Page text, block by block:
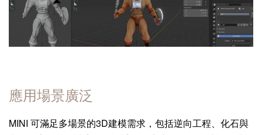
應用場景廣泛
MINI 可滿足多場景的3D建模需求，包括逆向工程、化石與